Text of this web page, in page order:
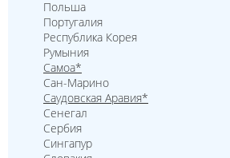
Польша
Португалия
Республика Корея
Румыния
Самоа*
Сан-Марино
Саудовская Аравия*
Сенегал
Сербия
Сингапур